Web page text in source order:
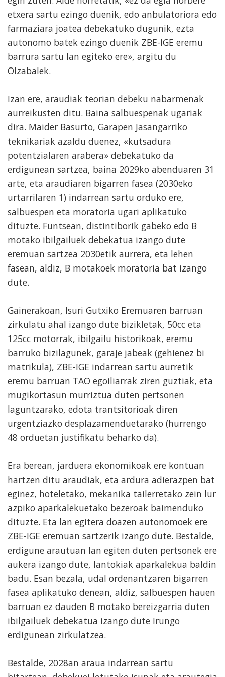
etxera sartu ezingo duenik, edo anbulatoriora edo
farmaziara joatea debekatuko dugunik, ezta
autonomo batek ezingo duenik ZBE-IGE eremu
barrura sartu lan egiteko ere», argitu du
Olzabalek.
Izan ere, araudiak teorian debeku nabarmenak
aurreikusten ditu. Baina salbuespenak ugariak
dira. Maider Basurto, Garapen Jasangarriko
teknikariak azaldu duenez, «kutsadura
potentzialaren arabera» debekatuko da
erdigunean sartzea, baina 2029ko abenduaren 31
arte, eta araudiaren bigarren fasea (2030eko
urtarrilaren 1) indarrean sartu orduko ere,
salbuespen eta moratoria ugari aplikatuko
dituzte. Funtsean, distintiborik gabeko edo B
motako ibilgailuek debekatua izango dute
eremuan sartzea 2030etik aurrera, eta lehen
fasean, aldiz, B motakoek moratoria bat izango
dute.
Gainerakoan, Isuri Gutxiko Eremuaren barruan
zirkulatu ahal izango dute bizikletak, 50cc eta
125cc motorrak, ibilgailu historikoak, eremu
barruko bizilagunek, garaje jabeak (gehienez bi
matrikula), ZBE-IGE indarrean sartu aurretik
eremu barruan TAO egoiliarrak ziren guztiak, eta
mugikortasun murriztua duten pertsonen
laguntzarako, edota trantsitorioak diren
urgentziazko desplazamenduetarako (hurrengo
48 orduetan justifikatu beharko da).
Era berean, jarduera ekonomikoak ere kontuan
hartzen ditu araudiak, eta ardura adierazpen bat
eginez, hoteletako, mekanika tailerretako zein lur
azpiko aparkalekuetako bezeroak baimenduko
dituzte. Eta lan egitera doazen autonomoek ere
ZBE-IGE eremuan sartzerik izango dute. Bestalde,
erdigune arautuan lan egiten duten pertsonek ere
aukera izango dute, lantokiak aparkalekua baldin
badu. Esan bezala, udal ordenantzaren bigarren
fasea aplikatuko denean, aldiz, salbuespen hauen
barruan ez dauden B motako bereizgarria duten
ibilgailuek debekatua izango dute Irungo
erdigunean zirkulatzea.
Bestalde, 2028an araua indarrean sartu